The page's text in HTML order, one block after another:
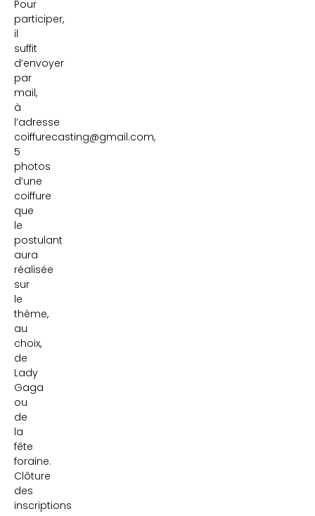
Pour
participer,
il
suffit
d’envoyer
par
mail,
à
l’adresse
coiffurecasting@gmail.com,
5
photos
d’une
coiffure
que
le
postulant
aura
réalisée
sur
le
thème,
au
choix,
de
Lady
Gaga
ou
de
la
fête
foraine.
Clôture
des
inscriptions